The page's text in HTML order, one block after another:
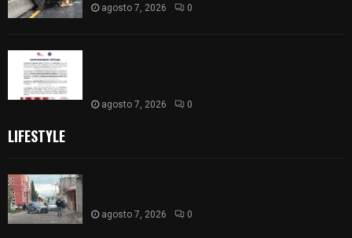
agosto 7, 2026 0
agosto 7, 2026 0
LIFESTYLE
agosto 7, 2026 0